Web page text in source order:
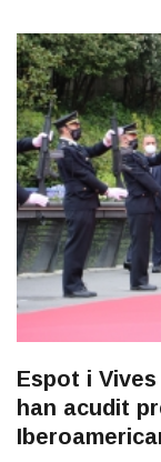
Espot i
han acudit